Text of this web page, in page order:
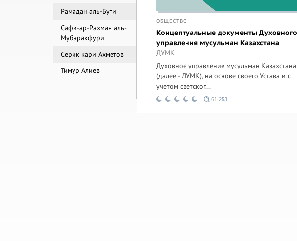
Рамадан аль-Бути
Сафи-ар-Рахман аль-
Мубаракфури
Серик кари Ахметов
Тимур Алиев
ОБЩЕСТВО
Концептуальные документы Духовного
управления мусульман Казахстана
ДУМК
Духовное управление мусульман Казахстана
(далее - ДУМК), на основе своего Устава и с
учетом светског...
61 253